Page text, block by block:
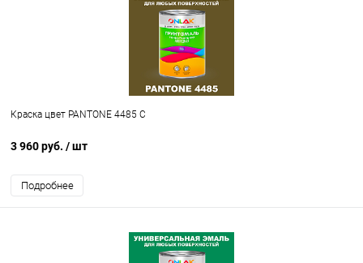
Краска цвет PANTONE 4485 C
3 960 руб. / шт
Подробнее